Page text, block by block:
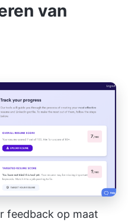
van
feedback op maat